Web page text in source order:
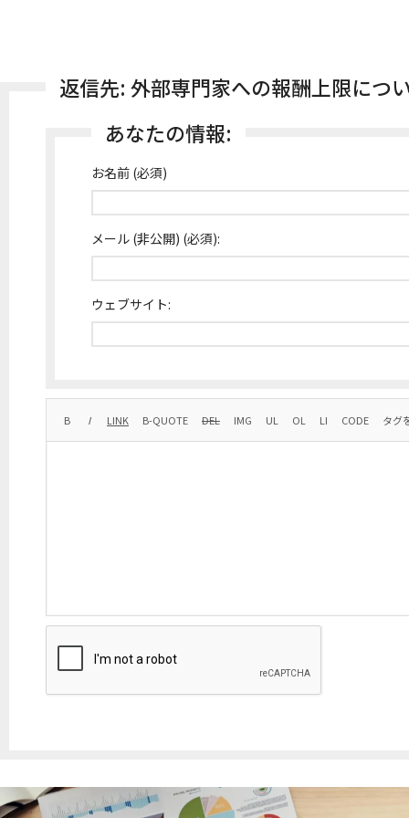
返信先: 外部専門家への報酬上限につ
あなたの情報:
お名前 (必須)
メール (非公開) (必須):
ウェブサイト: